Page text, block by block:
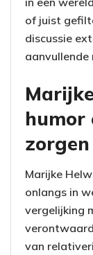
of juist
discussie
aanvullende
humor
zorgen
Marijke
onlangs in
vergelijking
van